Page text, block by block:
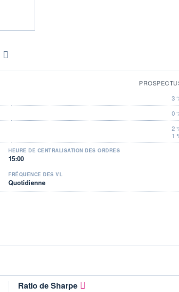
3
0
2
1
HEURE DE CENTRALISATION DES ORDRES
15:00
FRÉQUENCE DES VL
Quotidienne
Ratio de Sharpe